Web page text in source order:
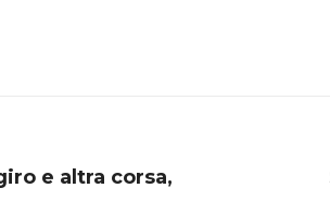
e altra corsa,